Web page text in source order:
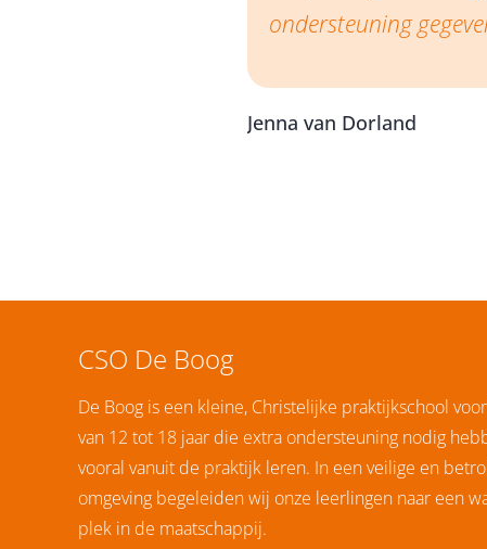
ondersteuning
Jenna van Dorland
CSO De Boog
De Boog is een kleine, Christelijke praktijkschool
van 12 tot 18 jaar die extra ondersteuning nodig
vooral vanuit de praktijk leren. In een veilige en
omgeving begeleiden wij onze leerlingen naar een
plek in de maatschappij.